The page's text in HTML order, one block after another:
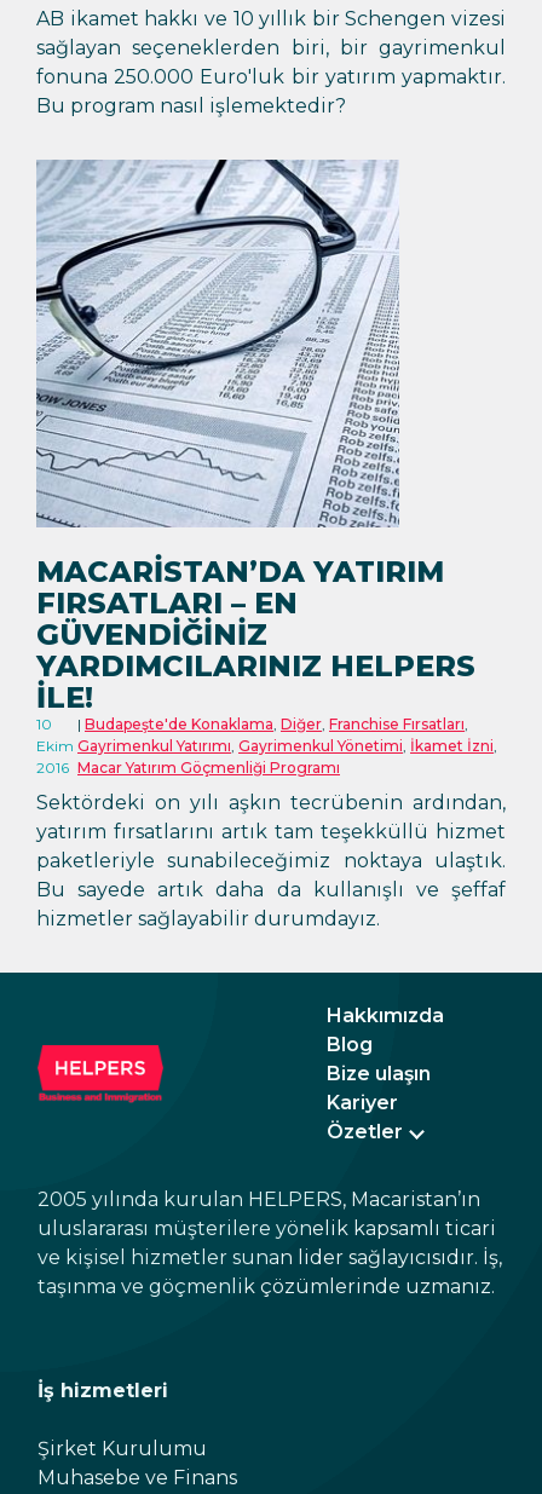
AB ikamet hakkı ve 10 yıllık bir Schengen vizesi
sağlayan seçeneklerden biri, bir gayrimenkul
fonuna 250.000 Euro'luk bir yatırım yapmaktır.
Bu program nasıl işlemektedir?
MACARISTAN’DA YATIRIM
FIRSATLARI – EN
GÜVENDIĞINIZ
YARDIMCILARINIZ HELPERS
ILE!
10
Ekim
2016
Budapeşte'de Konaklama, Diğer, Franchise Fırsatları,
Gayrimenkul Yatırımı, Gayrimenkul Yönetimi, İkamet İzni,
Macar Yatırım Göçmenliği Programı
Sektördeki on yılı aşkın tecrübenin ardından,
yatırım fırsatlarını artık tam teşekküllü hizmet
paketleriyle sunabileceğimiz noktaya ulaştık.
Bu sayede artık daha da kullanışlı ve şeffaf
hizmetler sağlayabilir durumdayız.
Hakkımızda
Blog
Bize ulaşın
Kariyer
Özetler
2005 yılında kurulan HELPERS, Macaristan’ın
uluslararası müşterilere yönelik kapsamlı ticari
ve kişisel hizmetler sunan lider sağlayıcısıdır. İş,
taşınma ve göçmenlik çözümlerinde uzmanız.
İş hizmetleri
Şirket Kurulumu
Muhasebe ve Finans